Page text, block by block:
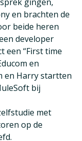
en brachten de
beide heren
developer
een “First time
en
en Harry startten
bij
met
op de